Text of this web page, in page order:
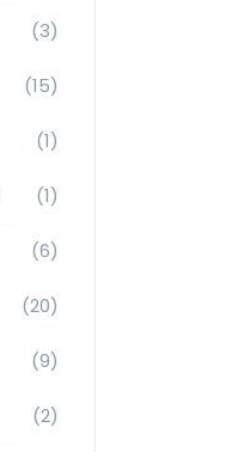
(3)
(15)
(1)
(1)
(6)
(20)
(9)
(2)